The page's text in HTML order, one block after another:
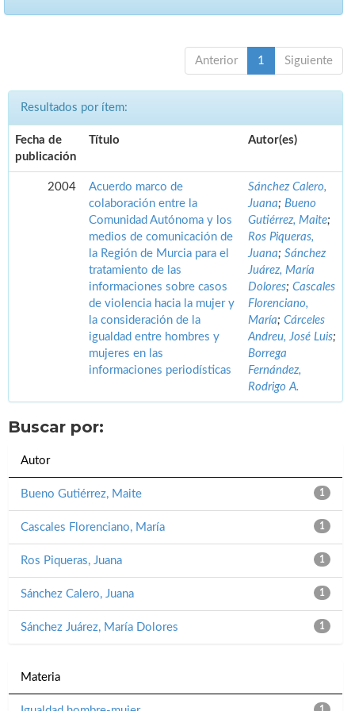
Anterior 1 Siguiente
Resultados por ítem:
Fecha de
publicación
Título Autor(es)
2004
Acuerdo marco de
colaboración entre la
Comunidad Autónoma y los
medios de comunicación de
la Región de Murcia para el
tratamiento de las
informaciones sobre casos
de violencia hacia la mujer y
la consideración de la
igualdad entre hombres y
mujeres en las
informaciones periodísticas
Sánchez Calero,
Juana; Bueno
Gutiérrez, Maite;
Ros Piqueras,
Juana; Sánchez
Juárez, María
Dolores; Cascales
Florenciano,
María; Cárceles
Andreu, José Luis;
Borrega
Fernández,
Rodrigo A.
Buscar por:
Autor
1
Bueno Gutiérrez, Maite
1
Cascales Florenciano, María
1
Ros Piqueras, Juana
1
Sánchez Calero, Juana
1
Sánchez Juárez, María Dolores
Materia